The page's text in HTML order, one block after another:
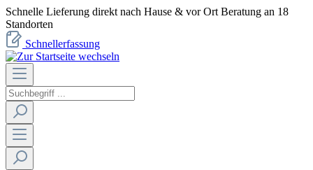
Schnelle Lieferung direkt nach Hause & vor Ort Beratung an 18
Standorten
Schnellerfassung